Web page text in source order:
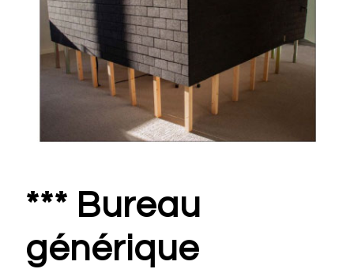
*** Bureau
générique